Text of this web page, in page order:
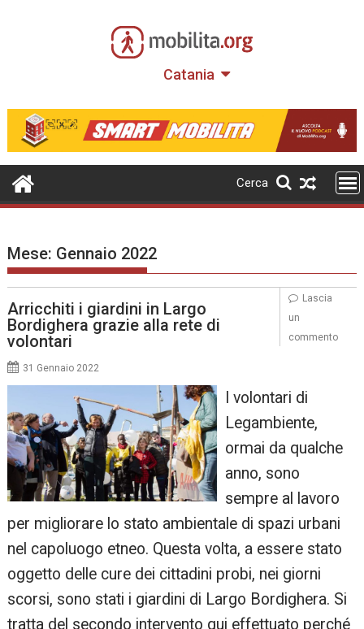
Catania
Cerca
Mese: Gennaio 2022
Arricchiti i giardini in Largo
Bordighera grazie alla rete di
volontari
31 Gennaio 2022
I volontari di
Legambiente,
ormai da qualche
anno, sono
sempre al lavoro
per migliorare lo stato ambientale di spazi urbani
nel capoluogo etneo. Questa volta, a essere stato
oggetto delle cure dei cittadini probi, nei giorni
scorsi, sono stati i giardini di Largo Bordighera. Si
tratta del secondo intervento qui effettuato perché
Lascia
un
commento